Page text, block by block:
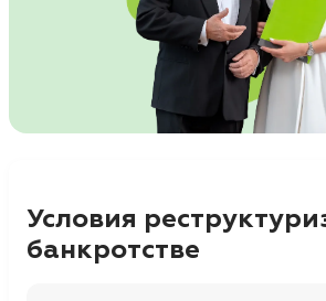
Условия
банкротстве